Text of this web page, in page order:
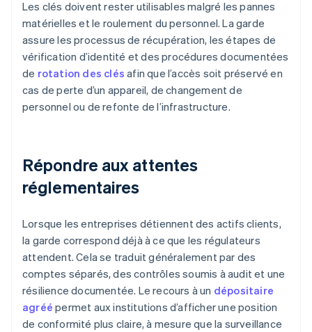
Les clés doivent rester utilisables malgré les pannes
matérielles et le roulement du personnel. La garde
assure les processus de récupération, les étapes de
vérification d’identité et des procédures documentées
de rotation des clés afin que l’accès soit préservé en
cas de perte d’un appareil, de changement de
personnel ou de refonte de l’infrastructure.
Répondre aux attentes
réglementaires
Lorsque les entreprises détiennent des actifs clients,
la garde correspond déjà à ce que les régulateurs
attendent. Cela se traduit généralement par des
comptes séparés, des contrôles soumis à audit et une
résilience documentée. Le recours à un dépositaire
agréé permet aux institutions d’afficher une position
de conformité plus claire, à mesure que la surveillance